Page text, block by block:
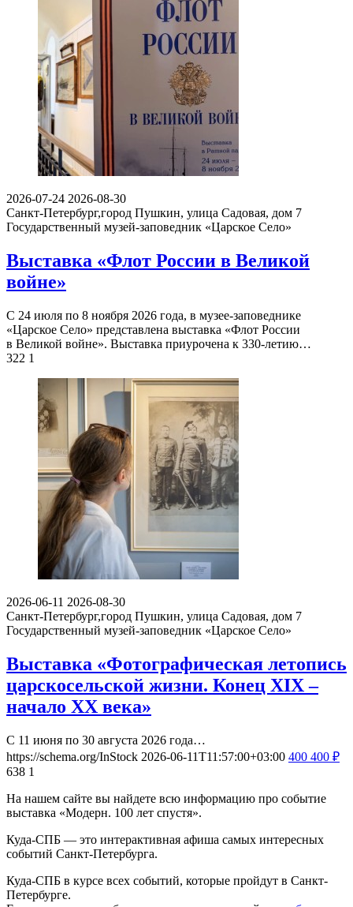
2026-07-24 2026-08-30
Санкт-Петербург,город Пушкин, улица Садовая, дом 7
Государственный музей-заповедник «Царское Село»
Выставка «Флот России в Великой
войне»
С 24 июля по 8 ноября 2026 года, в музее-заповеднике
«Царское Село» представлена выставка «Флот России
в Великой войне». Выставка приурочена к 330-летию…
322 1
2026-06-11 2026-08-30
Санкт-Петербург,город Пушкин, улица Садовая, дом 7
Государственный музей-заповедник «Царское Село»
Выставка «Фотографическая летопись
царскосельской жизни. Конец XIX –
начало XX века»
С 11 июня по 30 августа 2026 года…
https://schema.org/InStock 2026-06-11T11:57:00+03:00 400 400 ₽
638 1
На нашем сайте вы найдете всю информацию про событие
выставка «Модерн. 100 лет спустя».
Куда-СПБ — это интерактивная афиша самых интересных
событий Санкт-Петербурга.
Куда-СПБ в курсе всех событий, которые пройдут в Санкт-
Петербурге.